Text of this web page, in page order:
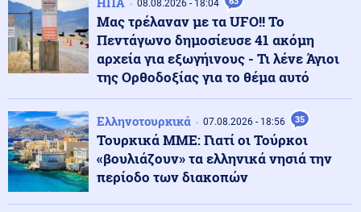
Συγκλονιστικό τροχαίο: Αυτοκίνητο συγκρούστηκε με
μηχανή αστυνομικών της ΔΙΑΣ στο Λαγονήσι
Ένοπλες Συρράξεις 08.08.2026 - 23:06
Καταγγελία για νυχτερινή είσοδο ισραηλινών
στρατευμάτων σε χωριό του Λιβάνου - Τι απαντά το
Ισραήλ
Ελληνοτουρκικά 08.08.2026 - 23:00
Ανάλυση: Η Ελληνική αντίδραση μετά την τριμερή
συμφωνία Τουρκίας-Πακιστάν-Σ. Αραβίας στη Μέκκα
08.08.2026 - 18:04
Μας τρέλαναν με τα UFO!! Το
Πεντάγωνο δημοσίευσε 41 ακόμη
αρχεία για εξωγήινους - Τι λένε Άγιοι
της Ορθοδοξίας για το θέμα αυτό
Ελληνοτουρκικά 07.08.2026 - 18:56 35
Τουρκικά ΜΜΕ: Γιατί οι Τούρκοι
«βουλιάζουν» τα ελληνικά νησιά την
περίοδο των διακοπών